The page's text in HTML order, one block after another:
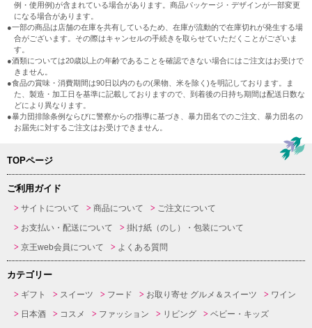
例・使用例)が含まれている場合があります。商品パッケージ・デザインが一部変更
になる場合があります。
●一部の商品は店舗の在庫を共有しているため、在庫が流動的で在庫切れが発生する場
合がございます。その際はキャンセルの手続きを取らせていただくことがございま
す。
●酒類については20歳以上の年齢であることを確認できない場合にはご注文はお受けで
きません。
●食品の賞味・消費期間は90日以内のもの(果物、米を除く)を明記しております。ま
た、製造・加工日を基準に記載しておりますので、到着後の日持ち期間は配送日数な
どにより異なります。
●暴力団排除条例ならびに警察からの指導に基づき、暴力団名でのご注文、暴力団名の
お届先に対するご注文はお受けできません。
TOPページ
ご利用ガイド
サイトについて 商品について
ご注文について
お支払い・配送について
掛け紙（のし）・包装について
京王web会員について
よくある質問
カテゴリー
ギフト スイーツ フード お取り寄せ グルメ＆スイーツ
ワイン
日本酒
コスメ ファッション リビング
ベビー・キッズ